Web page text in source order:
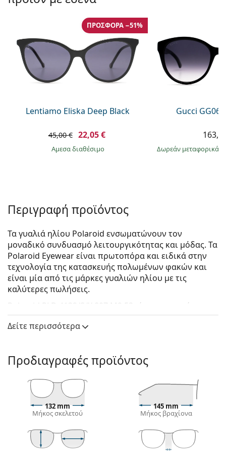
Persol
Όλες οι μάρκες
Lentiamo Eliska Deep Black
ΠΡΟΣΦΟΡΆ −51%
45,00 € 22,05 €
άμεσα διαθέσιμο
Gucci
Δωρεάν μεταφορικά
Περιγραφή προϊόντος
Τα γυαλιά ηλίου Polaroid ενσωματώνουν τον
μοναδικό συνδυασμό λειτουργικότητας και μόδας. Τα
Polaroid Eyewear είναι πρωτοπόρα και ειδικά στην
τεχνολογία της κατασκευής πολωμένων φακών και
είναι μία από τις μάρκες γυαλιών ηλίου με τις
καλύτερες πωλήσεις.
Polaroid PLD 4132/S/X 807 M9 53
είναι γυναικεία
γυαλιά ηλίου.
Δείτε πώς φαίνονται πάνω σας αυτά τα γυαλιά ηλίου
Lentiamo.
Το μαύρο χρώμα του σκελετού ταιριάζει απόλυτα
με το δροσερό χρώμα του δέρματος και τα ανοιχτά
ξανθά, ανοιχτά καφέ ή μαύρα μαλλιά.
ιδανική επιλογή για όσους έχουν οβάλ, σχήμα
καρδιάς ή σχήμα διαμαντιού στο πρόσωπο τους.
Δείτε περισσότερα
Προδιαγραφές προϊόντος
132 mm
Μήκος σκελετού
145 mm
Μήκος βραχίονα